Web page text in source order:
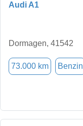
Audi A1
Dormagen, 41542
73.000 km Benzin